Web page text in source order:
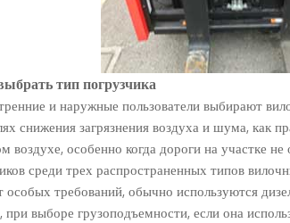
тип погрузчика
и наружные пользователи выбирают
снижения загрязнения воздуха и шума, как
воздухе, особенно когда дороги на участке
среди трех распространенных типов
особых требований, обычно используются
при выборе грузоподъемности, если она